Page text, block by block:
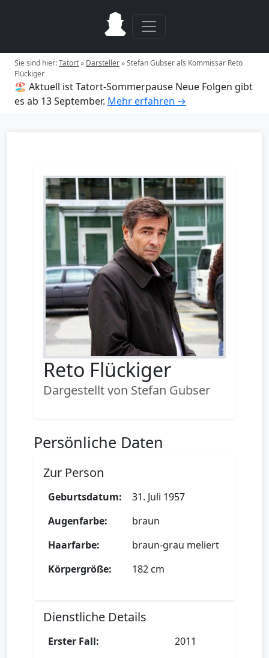
Sie sind hier:Tatort» Darsteller»Stefan Gubser als Kommissar Reto
Flückiger
🏖️ Aktuell ist Tatort-Sommerpause Neue Folgen gibt
es ab 13 September. Mehr erfahren →
Reto Flückiger
Dargestellt von Stefan Gubser
Persönliche Daten
Zur Person
Geburtsdatum:
31. Juli 1957
Augenfarbe:
braun
Haarfarbe:
braun-grau meliert
Körpergröße:
182 cm
Dienstliche Details
Erster Fall:
2011